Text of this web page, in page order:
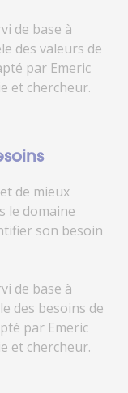
de base à
des valeurs de
par Emeric
et chercheur.
de mieux
le domaine
son besoin
de base à
des besoins de
par Emeric
et chercheur.